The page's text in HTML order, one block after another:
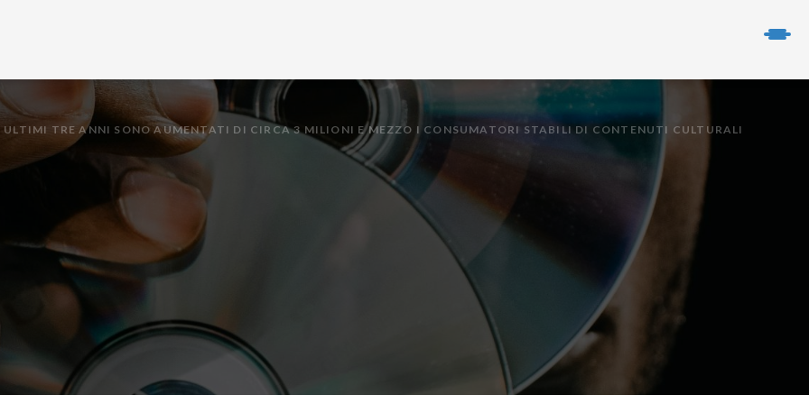
TRE ANNI SONO AUMENTATI DI CIRCA 3 MILIONI E MEZZO I CONSUMATORI STABILI DI CONTENUTI CULTURALI